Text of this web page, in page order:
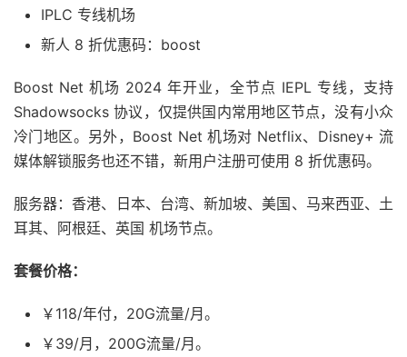
IPLC 专线机场
新人 8 折优惠码：boost
Boost Net 机场 2024 年开业，全节点 IEPL 专线，支持
Shadowsocks 协议，仅提供国内常用地区节点，没有小众
冷门地区。另外，Boost Net 机场对 Netflix、Disney+ 流
媒体解锁服务也还不错，新用户注册可使用 8 折优惠码。
服务器：香港、日本、台湾、新加坡、美国、马来西亚、土
耳其、阿根廷、英国 机场节点。
套餐价格：
￥118/年付，20G流量/月。
￥39/月，200G流量/月。